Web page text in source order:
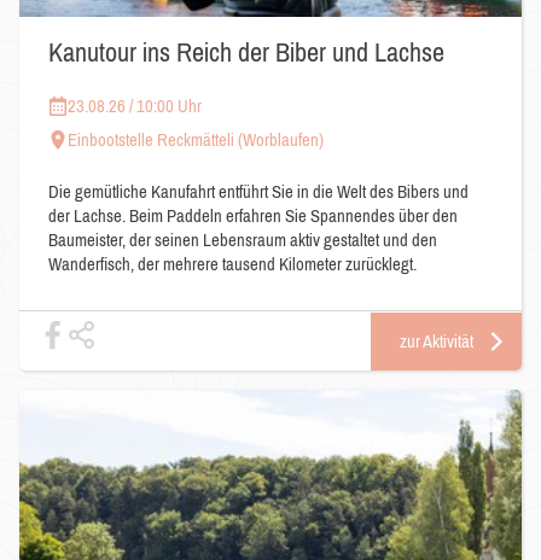
Kanutour ins Reich der Biber und Lachse
23.08.26 / 10:00 Uhr
Einbootstelle Reckmätteli (Worblaufen)
Die gemütliche Kanufahrt entführt Sie in die Welt des Bibers und
der Lachse. Beim Paddeln erfahren Sie Spannendes über den
Baumeister, der seinen Lebensraum aktiv gestaltet und den
Wanderfisch, der mehrere tausend Kilometer zurücklegt.
zur Aktivität